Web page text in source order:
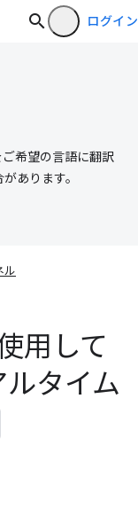
ログイン
希望の言語に翻訳
あります。
ル
用して
タイム